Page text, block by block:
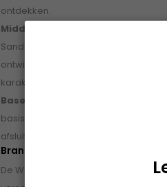
ontdekken.
Middle Note:
Sandelhout, Cederhout - het hart van
ontwikkelt zich met een warm en
karakter dat de zintuigen verwarmt.
Base Note:
Mos, Cederhout - de
basisnoten zorgen voor een
afsluiting die de geurervaring in
Brandduur & Formaat
De WoodWick White Teak kaars is